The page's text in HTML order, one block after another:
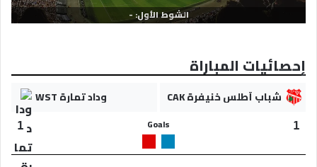
الشوط الأول: -
إحصائيات المباراة
شباب أطلس خنيفرة CAK وداد تمارة WST
1
Goals
1